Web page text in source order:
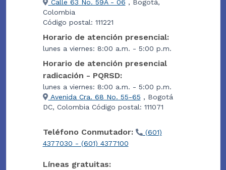
Calle 63 No. 59A - 06 , Bogotá,
Colombia
Código postal: 111221
Horario de atención presencial:
lunes a viernes: 8:00 a.m. - 5:00 p.m.
Horario de atención presencial
radicación - PQRSD:
lunes a viernes: 8:00 a.m. - 5:00 p.m.
Avenida Cra. 68 No. 55-65 , Bogotá
DC, Colombia Código postal: 111071
Teléfono Conmutador:
(601)
4377030 - (601) 4377100
Líneas gratuitas: